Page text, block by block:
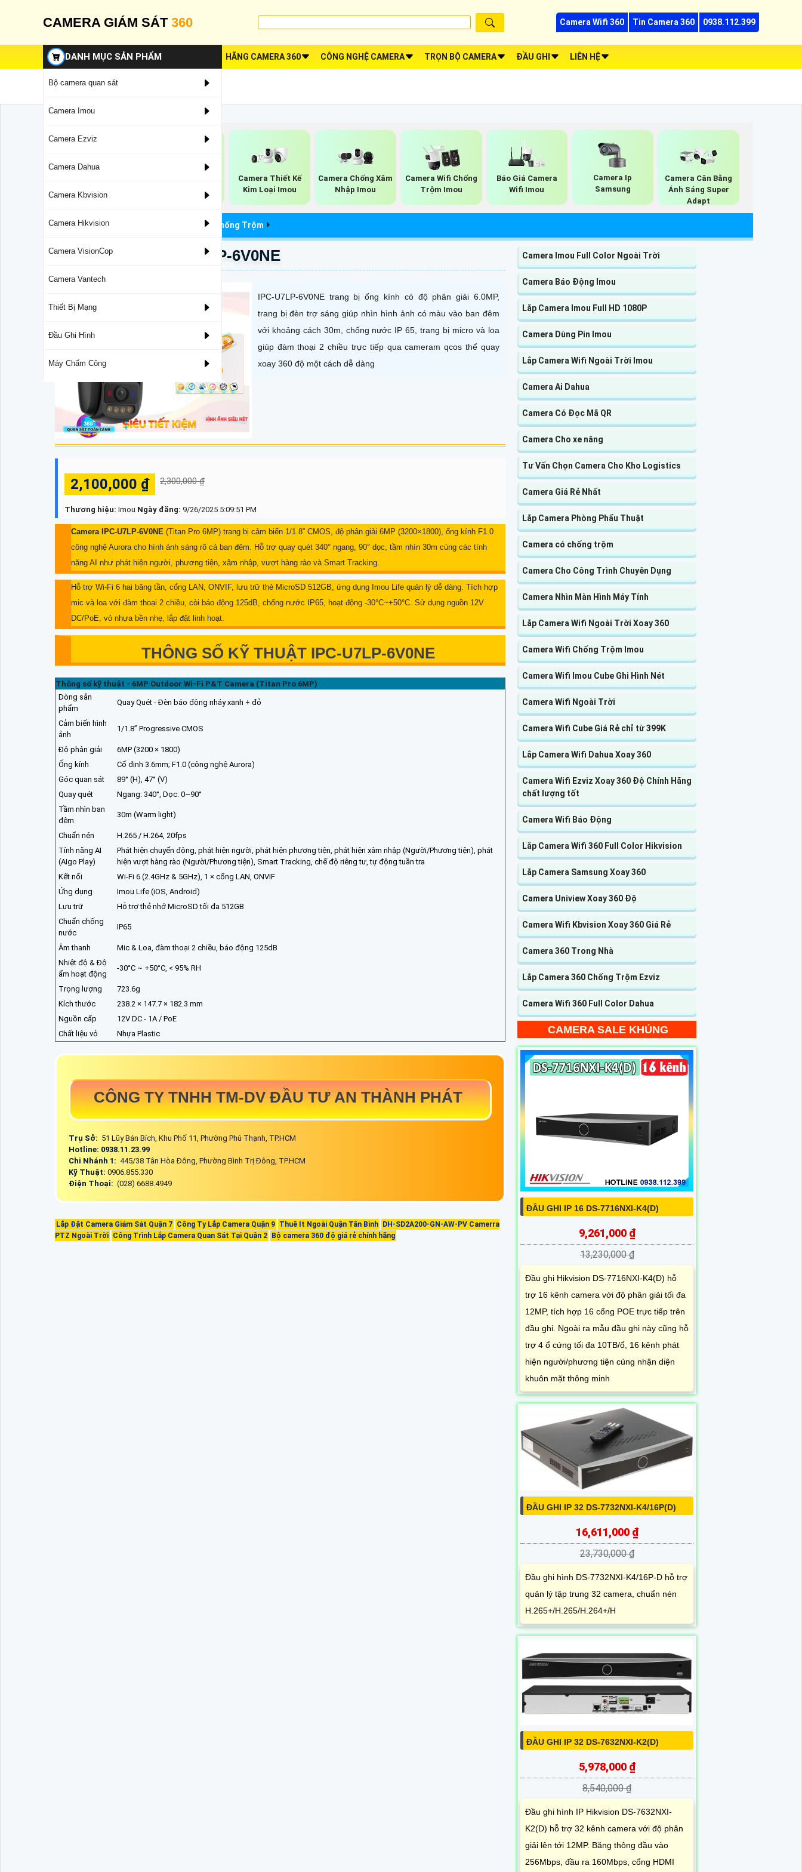
CAMERA GIÁM SÁT 360 Camera Wifi 360 Tin Camera 360 0938.112.399
DANH MỤC SẢN PHẨM
Bộ camera quan sát
Camera Imou
Camera Ezviz
Camera Dahua
Camera Kbvision
Camera Hikvision
Camera VisionCop
Camera Vantech
Thiết Bị Mạng
Đầu Ghi Hình
Máy Chấm Công
HÃNG CAMERA 360 CÔNG NGHỆ CAMERA TRỌN BỘ CAMERA ĐẦU GHI LIÊN HỆ
Camera Thiết Kế
Kim Loại Imou
Camera Chống Xâm
Nhập Imou
Camera Wifi Chống
Trộm Imou
Báo Giá Camera
Wifi Imou
Camera Ip
Samsung
Camera Cân Bằng
Ánh Sáng Super
Adapt
Camera Wifi Chính Hãng Camera Imou Chống Trộm
Camera Imou IPC-U7LP-6V0NE
IPC-U7LP-6V0NE trang bị ống kính có độ phân giải 6.0MP,
trang bị đèn trợ sáng giúp nhìn hình ảnh có màu vào ban đêm
với khoảng cách 30m, chống nước IP 65, trang bị micro và loa
giúp đàm thoại 2 chiều trực tiếp qua cameram qcos thể quay
xoay 360 độ một cách dễ dàng
2,100,000 ₫ 2,300,000 ₫
Thương hiệu: Imou Ngày đăng: 9/26/2025 5:09:51 PM
Camera IPC-U7LP-6V0NE (Titan Pro 6MP) trang bị cảm biến 1/1.8” CMOS, độ phân giải 6MP (3200×1800), ống kính F1.0
công nghệ Aurora cho hình ảnh sáng rõ cả ban đêm. Hỗ trợ quay quét 340° ngang, 90° dọc, tầm nhìn 30m cùng các tính
năng AI như phát hiện người, phương tiện, xâm nhập, vượt hàng rào và Smart Tracking.
Hỗ trợ Wi-Fi 6 hai băng tần, cổng LAN, ONVIF, lưu trữ thẻ MicroSD 512GB, ứng dụng Imou Life quản lý dễ dàng. Tích hợp
mic và loa với đàm thoại 2 chiều, còi báo động 125dB, chống nước IP65, hoạt động -30°C~+50°C. Sử dụng nguồn 12V
DC/PoE, vỏ nhựa bền nhẹ, lắp đặt linh hoạt.
THÔNG SỐ KỸ THUẬT IPC-U7LP-6V0NE
Thông số kỹ thuật - 6MP Outdoor Wi-Fi P&T Camera (Titan Pro 6MP)
Dòng sản
phẩm
Quay Quét - Đèn báo động nháy xanh + đỏ
Cảm biến hình
ảnh
1/1.8” Progressive CMOS
Độ phân giải
6MP (3200 × 1800)
Ống kính
Cố định 3.6mm; F1.0 (công nghệ Aurora)
Góc quan sát
89° (H), 47° (V)
Quay quét
Ngang: 340°, Dọc: 0~90°
Tầm nhìn ban
đêm
30m (Warm light)
Chuẩn nén
H.265 / H.264, 20fps
Tính năng AI
(AIgo Play)
Phát hiện chuyển động, phát hiện người, phát hiện phương tiện, phát hiện xâm nhập (Người/Phương tiện), phát
hiện vượt hàng rào (Người/Phương tiện), Smart Tracking, chế độ riêng tư, tự động tuần tra
Kết nối
Wi-Fi 6 (2.4GHz & 5GHz), 1 × cổng LAN, ONVIF
Ứng dụng
Imou Life (iOS, Android)
Lưu trữ
Hỗ trợ thẻ nhớ MicroSD tối đa 512GB
Chuẩn chống
nước
IP65
Âm thanh
Mic & Loa, đàm thoại 2 chiều, báo động 125dB
Nhiệt độ & Độ
ẩm hoạt động
-30°C ~ +50°C, < 95% RH
Trọng lượng
723.6g
Kích thước
238.2 × 147.7 × 182.3 mm
Nguồn cấp
12V DC - 1A / PoE
Chất liệu vỏ
Nhựa Plastic
CÔNG TY TNHH TM-DV ĐẦU TƯ AN THÀNH PHÁT
Trụ Sở: 51 Lũy Bán Bích, Khu Phố 11, Phường Phú Thạnh, TP.HCM
Hotline: 0938.11.23.99
Chi Nhánh 1: 445/38 Tân Hòa Đông, Phường Bình Trị Đông, TP.HCM
Kỹ Thuật: 0906.855.330
Điện Thoại: (028) 6688.4949
Lắp Đặt Camera Giám Sát Quận 7 Công Ty Lắp Camera Quận 9 Thuê It Ngoài Quận Tân Bình
DH-SD2A200-GN-AW-PV Camerra
PTZ Ngoài Trời Công Trình Lắp Camera Quan Sát Tại Quận 2 Bộ camera 360 độ giá rẻ chính hãng
Camera Imou Full Color Ngoài Trời
Camera Báo Động Imou
Lắp Camera Imou Full HD 1080P
Camera Dùng Pin Imou
Lắp Camera Wifi Ngoài Trời Imou
Camera Ai Dahua
Camera Có Đọc Mã QR
Camera Cho xe nâng
Tư Vấn Chọn Camera Cho Kho Logistics
Camera Giá Rẻ Nhất
Lắp Camera Phòng Phẩu Thuật
Camera có chống trộm
Camera Cho Công Trình Chuyên Dụng
Camera Nhìn Màn Hình Máy Tính
Lắp Camera Wifi Ngoài Trời Xoay 360
Camera Wifi Chống Trộm Imou
Camera Wifi Imou Cube Ghi Hình Nét
Camera Wifi Ngoài Trời
Camera Wifi Cube Giá Rẻ chỉ từ 399K
Lắp Camera Wifi Dahua Xoay 360
Camera Wifi Ezviz Xoay 360 Độ Chính Hãng
chất lượng tốt
Camera Wifi Báo Động
Lắp Camera Wifi 360 Full Color Hikvision
Lắp Camera Samsung Xoay 360
Camera Uniview Xoay 360 Độ
Camera Wifi Kbvision Xoay 360 Giá Rẻ
Camera 360 Trong Nhà
Lắp Camera 360 Chống Trộm Ezviz
Camera Wifi 360 Full Color Dahua
CAMERA SALE KHỦNG
ĐẦU GHI IP 16 DS-7716NXI-K4(D)
9,261,000 ₫
13,230,000 ₫
Đầu ghi Hikvision DS-7716NXI-K4(D) hỗ
trợ 16 kênh camera với độ phân giải tối đa
12MP, tích hợp 16 cổng POE trực tiếp trên
đầu ghi. Ngoài ra mẫu đầu ghi này cũng hỗ
trợ 4 ổ cứng tối đa 10TB/ổ, 16 kênh phát
hiện người/phương tiện cùng nhận diện
khuôn mặt thông minh
ĐẦU GHI IP 32 DS-7732NXI-K4/16P(D)
16,611,000 ₫
23,730,000 ₫
Đầu ghi hình DS-7732NXI-K4/16P-D hỗ trợ
quản lý tập trung 32 camera, chuẩn nén
H.265+/H.265/H.264+/H
ĐẦU GHI IP 32 DS-7632NXI-K2(D)
5,978,000 ₫
8,540,000 ₫
Đầu ghi hình IP Hikvision DS-7632NXI-
K2(D) hỗ trợ 32 kênh camera với độ phân
giải lên tới 12MP. Băng thông đầu vào
256Mbps, đầu ra 160Mbps, cổng HDMI